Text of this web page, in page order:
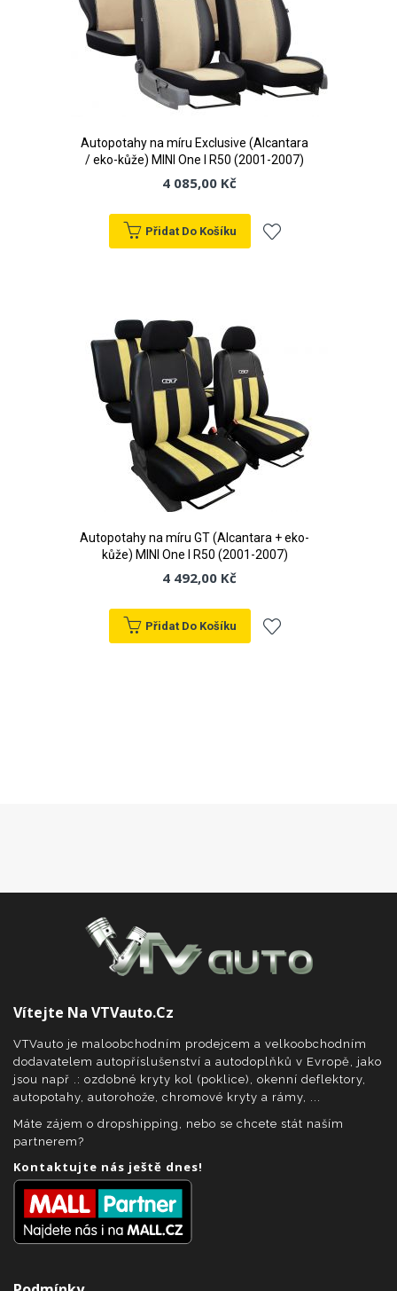
Autopotahy na míru Exclusive (Alcantara
/ eko-kůže) MINI One I R50 (2001-2007)
4 085,00 Kč
Přidat Do Košíku
oblíbeným
Autopotahy na míru GT (Alcantara + eko-
kůže) MINI One I R50 (2001-2007)
4 492,00 Kč
Přidat Do Košíku
Vítejte Na VTVauto.cz
VTVauto je maloobchodním prodejcem a velkoobchodním
dodavatelem autopříslušenství a autodoplňků v Evropě, jako
jsou např .: ozdobné kryty kol (poklice), okenní deflektory,
autopotahy, autorohože, chromové kryty a rámy, ...
Máte zájem o dropshipping, nebo se chcete stát naším
partnerem?
Kontaktujte nás ještě dnes!